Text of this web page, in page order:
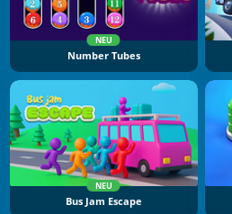
NEU
Number Tubes
NEU
Bus Jam Escape